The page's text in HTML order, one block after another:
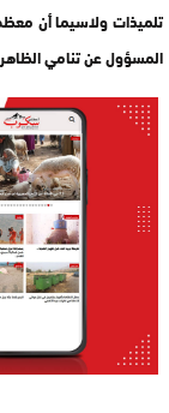
تلميذات ولاسيما أن
المسؤول عن تنامي